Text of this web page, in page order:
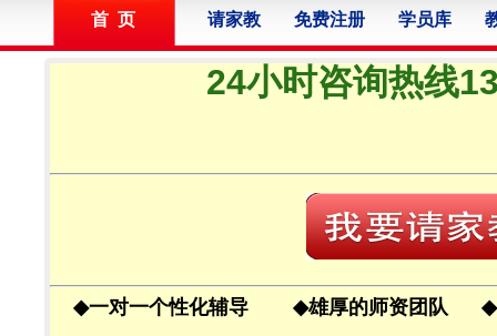
首 页 请家教 免费注册 学员库
24小时咨询热线
◆一对一个性化辅导 ◆雄厚的师资团队 ◆